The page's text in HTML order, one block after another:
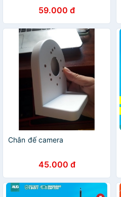
59.000 đ
Chân đế camera
45.000 đ